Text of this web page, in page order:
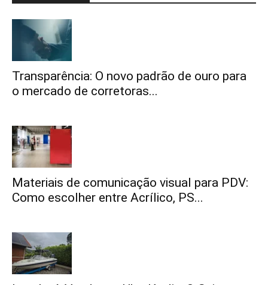
Transparência: O novo padrão de ouro para
o mercado de corretoras...
Materiais de comunicação visual para PDV:
Como escolher entre Acrílico, PS...